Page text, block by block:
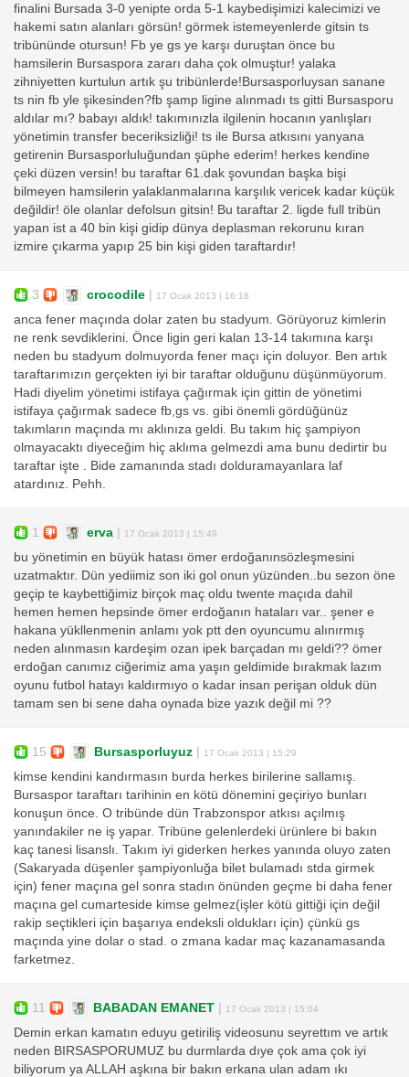
finalini Bursada 3-0 yenipte orda 5-1 kaybedişimizi kalecimizi ve
hakemi satın alanları görsün! görmek istemeyenlerde gitsin ts
tribününde otursun! Fb ye gs ye karşı duruştan önce bu
hamsilerin Bursaspora zararı daha çok olmuştur! yalaka
zihniyetten kurtulun artık şu tribünlerde!Bursasporluysan sanane
ts nin fb yle şikesinden?fb şamp ligine alınmadı ts gitti Bursasporu
aldılar mı? babayı aldık! takımınızla ilgilenin hocanın yanlışları
yönetimin transfer beceriksizliği! ts ile Bursa atkısını yanyana
getirenin Bursasporluluğundan şüphe ederim! herkes kendine
çeki düzen versin! bu taraftar 61.dak şovundan başka bişi
bilmeyen hamsilerin yalaklanmalarına karşılık vericek kadar küçük
değildir! öle olanlar defolsun gitsin! Bu taraftar 2. ligde full tribün
yapan ist a 40 bin kişi gidip dünya deplasman rekorunu kıran
izmire çıkarma yapıp 25 bin kişi giden taraftardır!
3 crocodile | 17 Ocak 2013 | 16:18
anca fener maçında dolar zaten bu stadyum. Görüyoruz kimlerin
ne renk sevdiklerini. Önce ligin geri kalan 13-14 takımına karşı
neden bu stadyum dolmuyorda fener maçı için doluyor. Ben artık
taraftarımızın gerçekten iyi bir taraftar olduğunu düşünmüyorum.
Hadi diyelim yönetimi istifaya çağırmak için gittin de yönetimi
istifaya çağırmak sadece fb,gs vs. gibi önemli gördüğünüz
takımların maçında mı aklınıza geldi. Bu takım hiç şampiyon
olmayacaktı diyeceğim hiç aklıma gelmezdi ama bunu dedirtir bu
taraftar işte . Bide zamanında stadı dolduramayanlara laf
atardınız. Pehh.
1 erva | 17 Ocak 2013 | 15:49
bu yönetimin en büyük hatası ömer erdoğanınsözleşmesini
uzatmaktır. Dün yediimiz son iki gol onun yüzünden..bu sezon öne
geçip te kaybettiğimiz birçok maç oldu twente maçıda dahil
hemen hemen hepsinde ömer erdoğanın hataları var.. şener e
hakana yükllenmenin anlamı yok ptt den oyuncumu alınırmış
neden alınmasın kardeşim ozan ipek barçadan mı geldi?? ömer
erdoğan canımız ciğerimiz ama yaşın geldimide bırakmak lazım
oyunu futbol hatayı kaldırmıyo o kadar insan perişan olduk dün
tamam sen bi sene daha oynada bize yazık değil mi ??
15 Bursasporluyuz | 17 Ocak 2013 | 15:29
kimse kendini kandırmasın burda herkes birilerine sallamış.
Bursaspor taraftarı tarihinin en kötü dönemini geçiriyo bunları
konuşun önce. O tribünde dün Trabzonspor atkısı açılmış
yanındakiler ne iş yapar. Tribüne gelenlerdeki ürünlere bi bakın
kaç tanesi lisanslı. Takım iyi giderken herkes yanında oluyo zaten
(Sakaryada düşenler şampiyonluğa bilet bulamadı stda girmek
için) fener maçına gel sonra stadın önünden geçme bi daha fener
maçına gel cumarteside kimse gelmez(işler kötü gittiği için değil
rakip seçtikleri için başarıya endeksli oldukları için) çünkü gs
maçında yine dolar o stad. o zmana kadar maç kazanamasanda
farketmez.
11 BABADAN EMANET | 17 Ocak 2013 | 15:04
Demin erkan kamatın eduyu getiriliş videosunu seyrettım ve artık
neden BIRSASPORUMUZ bu durmlarda dıye çok ama çok iyi
biliyorum ya ALLAH aşkına bir bakın erkana ulan adam ıkı